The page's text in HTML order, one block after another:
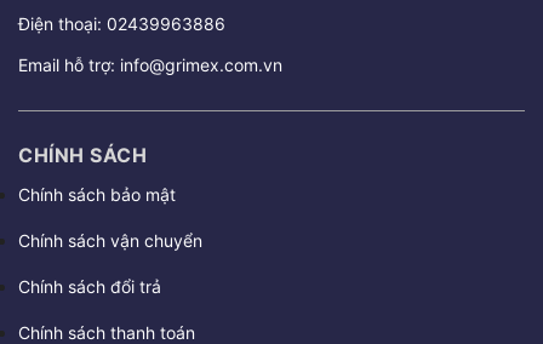
Điện thoại: 02439963886
Email hỗ trợ: info@grimex.com.vn
CHÍNH SÁCH
Chính sách bảo mật
Chính sách vận chuyển
Chính sách đổi trả
Chính sách thanh toán